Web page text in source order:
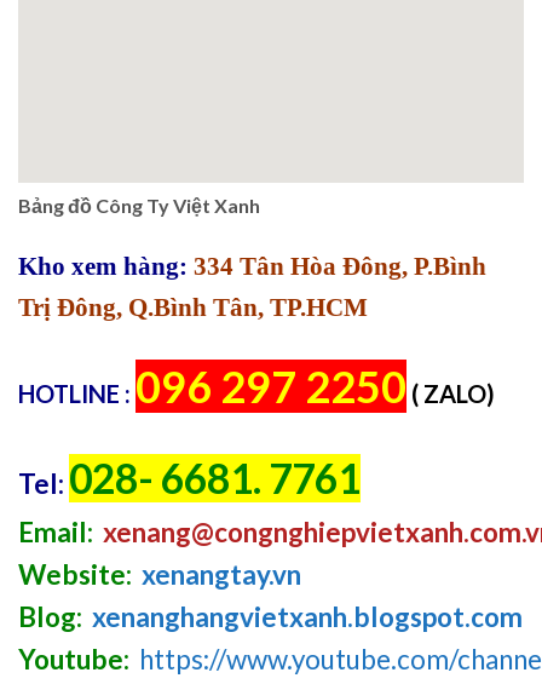
Bảng đồ Công Ty Việt Xanh
Kho xem hàng: 334 Tân Hòa Đông, P.Bình
Trị Đông, Q.Bình Tân, TP.HCM
HOTLINE : 096 297 2250 ( ZALO)
Tel: 028- 6681. 7761
Email:
Website: xenangtay.vn
Blog: xenanghangvietxanh.blogspot.com
Youtube: https://www.youtube.com/